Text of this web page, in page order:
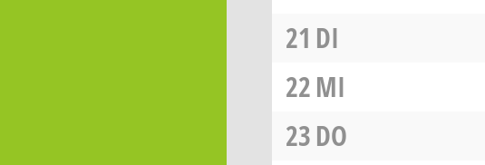
21 DI
22MI
23DO